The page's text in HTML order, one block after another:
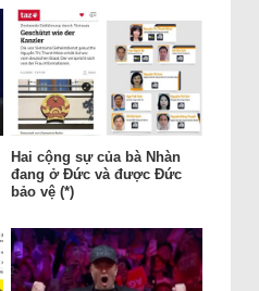
Hai cộng sự của bà Nhàn
đang ở Đức và được Đức
bảo vệ (*)